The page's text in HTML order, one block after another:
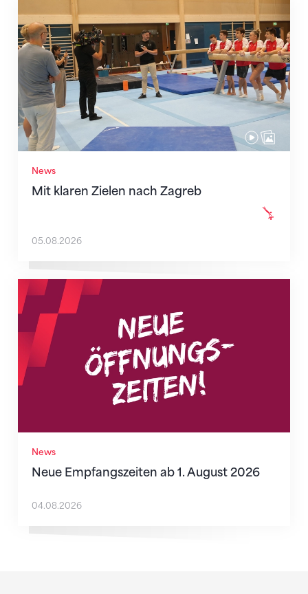
News
Mit klaren Zielen nach Zagreb
Mit klaren Zielen nach Zagreb
05.08.2026
News
Neue Empfangszeiten ab 1. August 2026
Neue Empfangszeiten ab 1. August 2026
04.08.2026